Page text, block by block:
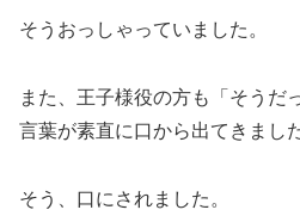
そうおっしゃっていました。
また、王子様役の方も「そうだ
言葉が素直に口から出てきまし
そう、口にされました。